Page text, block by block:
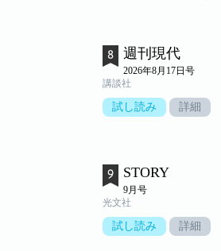
週刊現代
2026年8月17日号
講談社
試し読み 詳細
STORY
9月号
光文社
試し読み 詳細